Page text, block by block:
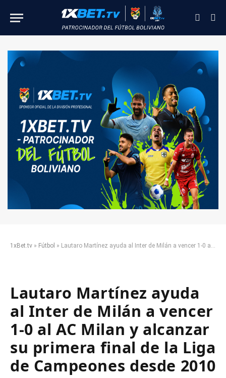
1xBet.tv » Fútbol » Lautaro Martínez ayuda al Inter de Milán a vencer 1-0 al AC Milan y alcanzar su primera final de la Liga de Campeones desde 2010
Lautaro Martínez ayuda
al Inter de Milán a vencer
1-0 al AC Milan y alcanzar
su primera final de la Liga
de Campeones desde 2010